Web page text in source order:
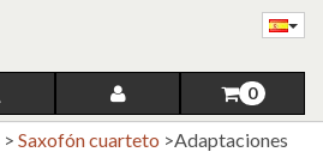
0
> Saxofón cuarteto >Adaptaciones